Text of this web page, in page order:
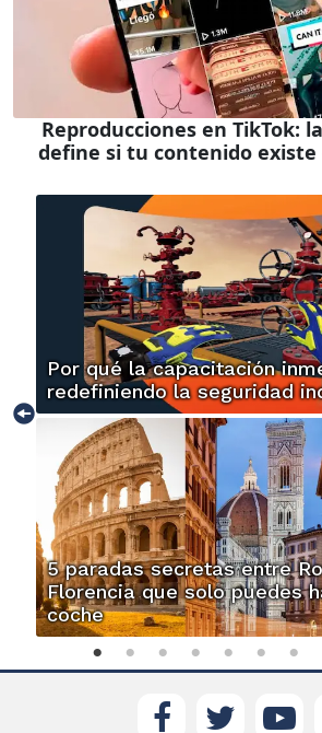
Reproducciones en TikTok:
define si tu contenido existe
Por qué la capacitación
redefiniendo la seguridad
5 paradas secretas entre
Florencia que solo puedes
coche